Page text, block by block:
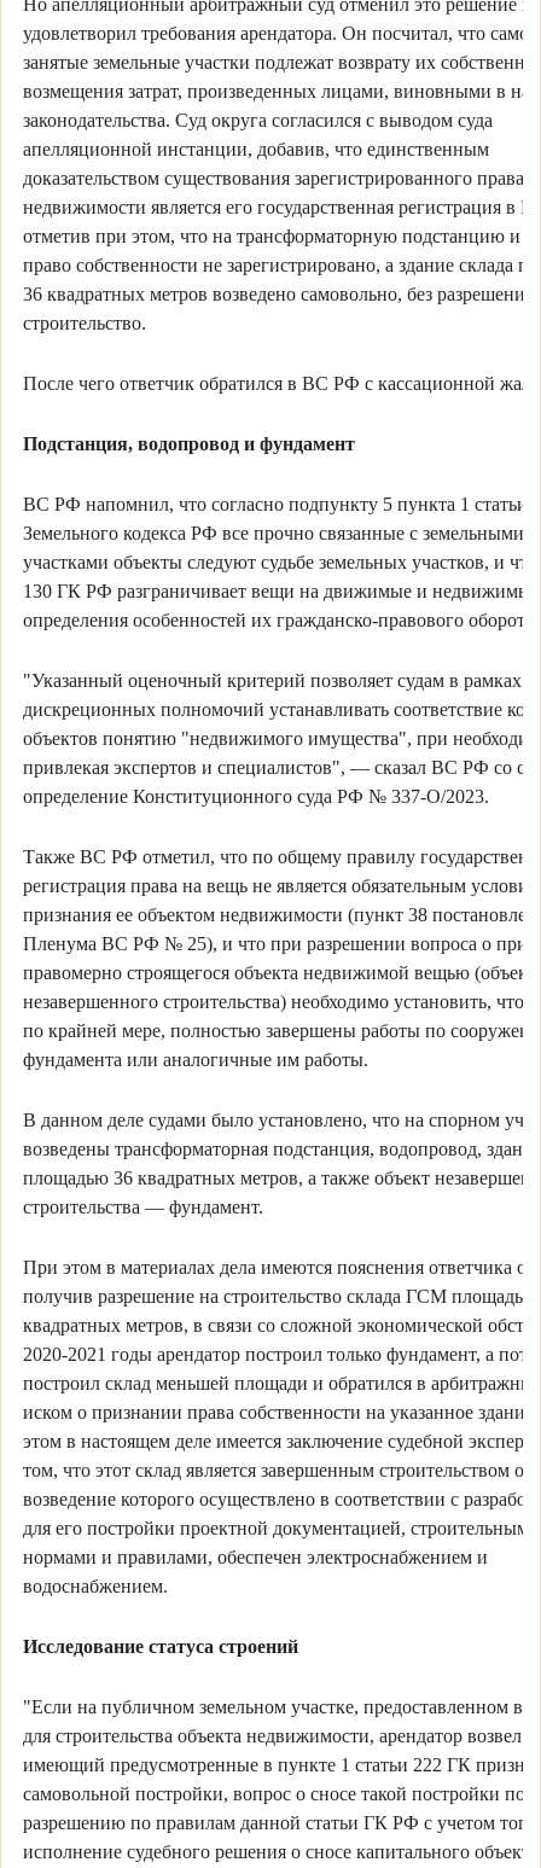
Но апелляционный арбитражный суд отменил это решение и
удовлетворил требования арендатора. Он посчитал, что
занятые земельные участки подлежат возврату их
возмещения затрат, произведенных лицами, виновными в
законодательства. Суд округа согласился с выводом суда
апелляционной инстанции, добавив, что единственным
доказательством существования зарегистрированного права
недвижимости является его государственная регистрация в
отметив при этом, что на трансформаторную подстанцию и
право собственности не зарегистрировано, а здание склада
36 квадратных метров возведено самовольно, без разрешения
строительство.
После чего ответчик обратился в ВС РФ с кассационной
Подстанция, водопровод и фундамент
ВС РФ напомнил, что согласно подпункту 5 пункта 1 статьи 1
Земельного кодекса РФ все прочно связанные с земельными
участками объекты следуют судьбе земельных участков, и что
130 ГК РФ разграничивает вещи на движимые и недвижимые
определения особенностей их гражданско-правового оборота.
"Указанный оценочный критерий позволяет судам в рамках
дискреционных полномочий устанавливать соответствие
объектов понятию "недвижимого имущества", при
привлекая экспертов и специалистов", — сказал ВС РФ со
определение Конституционного суда РФ № 337-О/2023.
Также ВС РФ отметил, что по общему правилу
регистрация права на вещь не является обязательным
признания ее объектом недвижимости (пункт 38
Пленума ВС РФ № 25), и что при разрешении вопроса о
правомерно строящегося объекта недвижимой вещью
незавершенного строительства) необходимо установить, что
по крайней мере, полностью завершены работы по
фундамента или аналогичные им работы.
В данном деле судами было установлено, что на спорном
возведены трансформаторная подстанция, водопровод,
площадью 36 квадратных метров, а также объект
строительства — фундамент.
При этом в материалах дела имеются пояснения ответчика о
получив разрешение на строительство склада ГСМ площадью
квадратных метров, в связи со сложной экономической
2020-2021 годы арендатор построил только фундамент, а
построил склад меньшей площади и обратился в
иском о признании права собственности на указанное
этом в настоящем деле имеется заключение судебной
том, что этот склад является завершенным строительством
возведение которого осуществлено в соответствии с
для его постройки проектной документацией, строительными
нормами и правилами, обеспечен электроснабжением и
водоснабжением.
Исследование статуса строений
"Если на публичном земельном участке, предоставленном в
для строительства объекта недвижимости, арендатор возвел
имеющий предусмотренные в пункте 1 статьи 222 ГК
самовольной постройки, вопрос о сносе такой постройки
разрешению по правилам данной статьи ГК РФ с учетом
исполнение судебного решения о сносе капитального объекта